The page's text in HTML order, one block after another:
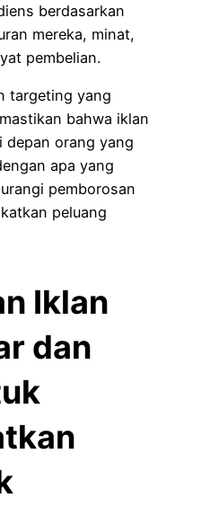
berdasarkan
mereka, minat,
pembelian.
targeting yang
bahwa iklan
depan orang yang
apa yang
pemborosan
peluang
Iklan
dan